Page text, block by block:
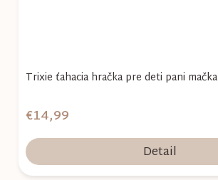
Trixie ťahacia hračka pre deti pani mačka
€14,99
Detail